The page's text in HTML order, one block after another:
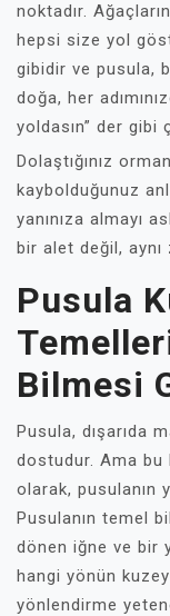
noktadır.
hepsi size yol
gibidir ve pusula,
doğa, her
yoldasın” der gibi
Dolaştığınız
kaybolduğunuz
yanınıza almayı
bir alet değil, aynı
Pusula
Bilmesi
Pusula, dışarıda
dostudur. Ama bu
olarak, pusulanın
Pusulanın temel
dönen iğne ve bir
hangi yönün
yönlendirme